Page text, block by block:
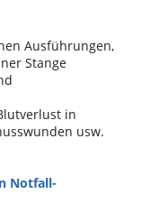
Ausführungen,
Stange
in
usw.
Notfall-